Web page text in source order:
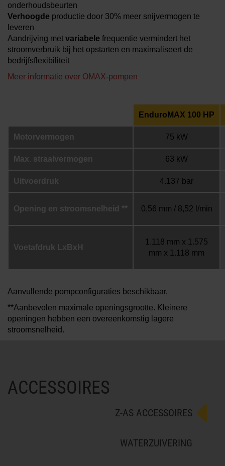
onderhoudsbeurten
Verhoogde productie door 30% meer snijvermogen te
leveren
Aandrijving met variabele frequentie vermindert het
stroomverbruik bij het opstarten en maximaliseert de
bedrijfsflexibiliteit
Meer informatie over OMAX-pompen
EnduroMAX 100 HP
Motorvermogen 75 kW
Max. straalvermogen 63 kW
Uitvoerdruk 4.137 bar
Opening en stroomsnelheid ** 0,56 mm / 8,52 l/min
Voetafdruk LxBxH
1.118 mm x 1.575
mm x 1.118 mm
Aanvullende pompconfiguraties beschikbaar.
**Aanbevolen maximale openingsgrootte. Kleinere
openingen hebben een overeenkomstig lagere
stroomsnelheid.
ACCESSOIRES
Z-AS ACCESSOIRES
WATERZUIVERING